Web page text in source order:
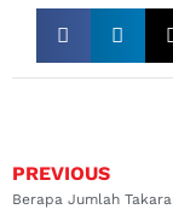
PREVIOUS